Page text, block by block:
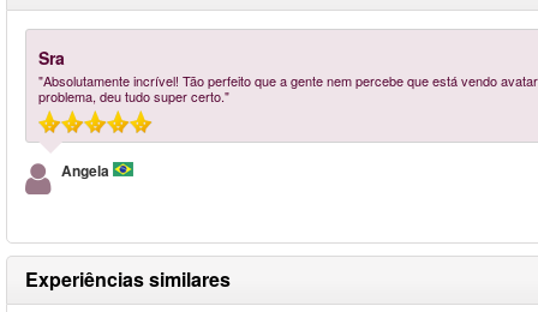
Sra
"Absolutamente incrível! Tão perfeito que a gente nem percebe que está vendo
problema, deu tudo super certo."
Angela
Experiências similares